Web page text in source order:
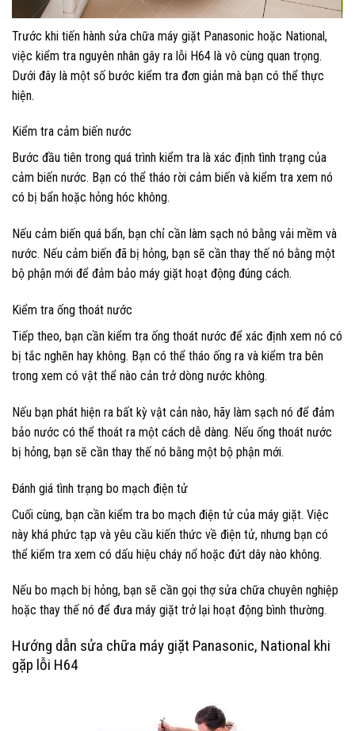
Trước khi tiến hành sửa chữa máy giặt Panasonic hoặc National,
việc kiểm tra nguyên nhân gây ra lỗi H64 là vô cùng quan trọng.
Dưới đây là một số bước kiểm tra đơn giản mà bạn có thể thực
hiện.
Kiểm tra cảm biến nước
Bước đầu tiên trong quá trình kiểm tra là xác định tình trạng của
cảm biến nước. Bạn có thể tháo rời cảm biến và kiểm tra xem nó
có bị bẩn hoặc hỏng hóc không.
Nếu cảm biến quá bẩn, bạn chỉ cần làm sạch nó bằng vải mềm và
nước. Nếu cảm biến đã bị hỏng, bạn sẽ cần thay thế nó bằng một
bộ phận mới để đảm bảo máy giặt hoạt động đúng cách.
Kiểm tra ống thoát nước
Tiếp theo, bạn cần kiểm tra ống thoát nước để xác định xem nó có
bị tắc nghẽn hay không. Bạn có thể tháo ống ra và kiểm tra bên
trong xem có vật thể nào cản trở dòng nước không.
Nếu bạn phát hiện ra bất kỳ vật cản nào, hãy làm sạch nó để đảm
bảo nước có thể thoát ra một cách dễ dàng. Nếu ống thoát nước
bị hỏng, bạn sẽ cần thay thế nó bằng một bộ phận mới.
Đánh giá tình trạng bo mạch điện tử
Cuối cùng, bạn cần kiểm tra bo mạch điện tử của máy giặt. Việc
này khá phức tạp và yêu cầu kiến thức về điện tử, nhưng bạn có
thể kiểm tra xem có dấu hiệu cháy nổ hoặc đứt dây nào không.
Nếu bo mạch bị hỏng, bạn sẽ cần gọi thợ sửa chữa chuyên nghiệp
hoặc thay thế nó để đưa máy giặt trở lại hoạt động bình thường.
Hướng dẫn sửa chữa máy giặt Panasonic, National khi
gặp lỗi H64